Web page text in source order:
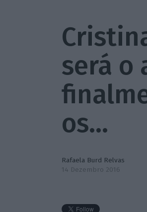
será o
os…
Rafaela Burd Relvas
14 Dezembro 2016